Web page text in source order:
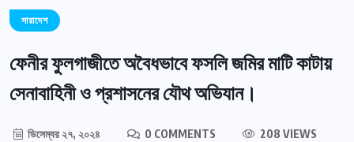
সারাদেশ
ফেনীর ফুলগাজীতে অবৈধভাবে ফসলি জমির মাটি কাটায়
সেনাবাহিনী ও প্রশাসনের যৌথ অভিযান।
ডিসেম্বর ২৭, ২০২৪ 0 COMMENTS 208 VIEWS